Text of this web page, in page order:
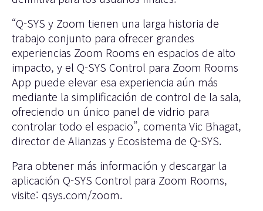
“Q-SYS y Zoom tienen una larga historia de
trabajo conjunto para ofrecer grandes
experiencias Zoom Rooms en espacios de alto
impacto, y el Q-SYS Control para Zoom Rooms
App puede elevar esa experiencia aún más
mediante la simplificación de control de la sala,
ofreciendo un único panel de vidrio para
controlar todo el espacio”, comenta Vic Bhagat,
director de Alianzas y Ecosistema de Q-SYS.
Para obtener más información y descargar la
aplicación Q-SYS Control para Zoom Rooms,
visite: qsys.com/zoom.